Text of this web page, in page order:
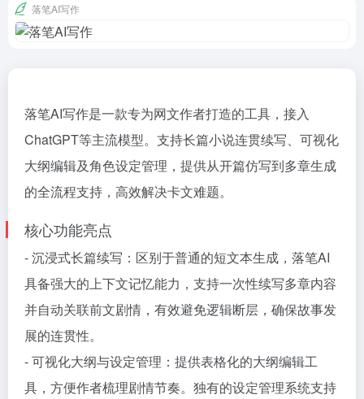
落笔AI写作
落笔AI写作是一款专为网文作者打造的工具，接入
ChatGPT等主流模型。支持长篇小说连贯续写、可视化
大纲编辑及角色设定管理，提供从开篇仿写到多章生成
的全流程支持，高效解决卡文难题。
核心功能亮点
- 沉浸式长篇续写：区别于普通的短文本生成，落笔AI
具备强大的上下文记忆能力，支持一次性续写多章内容
并自动关联前文剧情，有效避免逻辑断层，确保故事发
展的连贯性。
- 可视化大纲与设定管理：提供表格化的大纲编辑工
具，方便作者梳理剧情节奏。独有的设定管理系统支持